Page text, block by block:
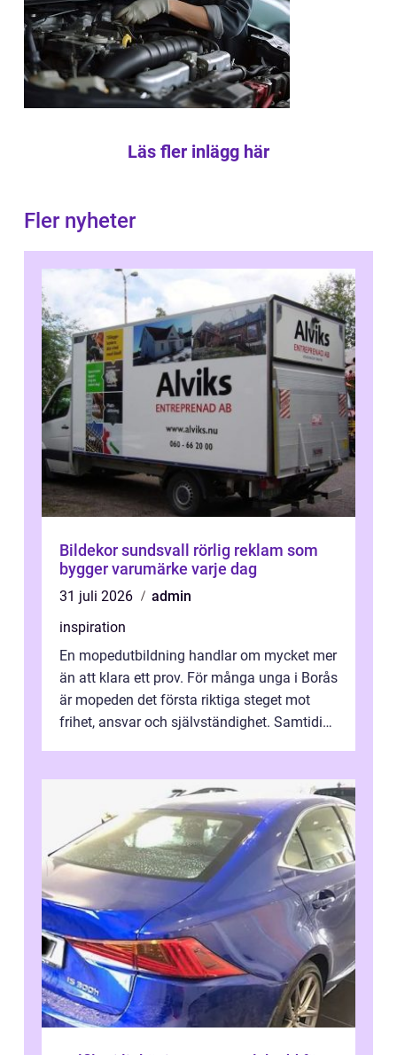
Läs fler inlägg här
Fler nyheter
Bildekor sundsvall rörlig reklam som
bygger varumärke varje dag
31 juli 2026
admin
inspiration
En mopedutbildning handlar om mycket mer
än att klara ett prov. För många unga i Borås
är mopeden det första riktiga steget mot
frihet, ansvar och självständighet. Samtidigt